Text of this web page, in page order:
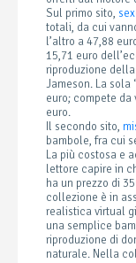
Sul primo sito,
totali, da cui
l’altro a 47,88
15,71 euro
riproduzione
Jameson. La sola
euro; compete da
euro.
Il secondo sito,
bambole, fra cui
La più costosa e
lettore capire in
ha un prezzo di
collezione è in
realistica virtual
una semplice
riproduzione di
naturale. Nella